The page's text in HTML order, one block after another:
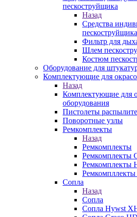
пескоструйщика
Назад
Средства
пескоструйщика
Фильтр для
Шлем
Костюм
Оборудование для
Комплектующие для
Назад
Комплектующие для
оборудования
Пистолеты
Поворотные узлы
Ремкомплекты
Назад
Ремкомплекты
Ремкомплекты
Ремкомплекты
Ремкомпллекты
Сопла
Назад
Сопла
Сопла Hywst